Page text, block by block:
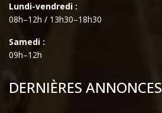
Lundi-vendredi :
08h–12h / 13h30–18h30
Samedi :
09h–12h
DERNIÈRES ANNONCES